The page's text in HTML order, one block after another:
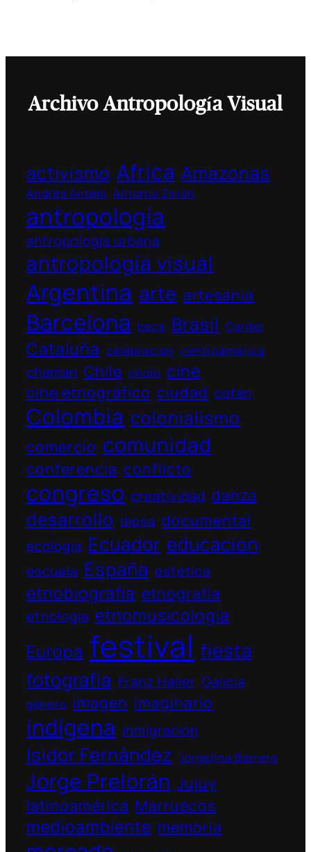
Archivo Antropología Visual
activismo Africa Amazonas
Andrés Antebi Antonio Zirión
antropología
antropología urbana
antropología visual
Argentina arte artesania
Barcelona beca Brasil Caribe
Cataluña celebracion centroamérica
chaman Chile cholo cine
cine etnográfico ciudad cofán
Colombia colonialismo
comercio comunidad
conferencia conflicto
congreso creatividad danza
desarrollo diosa documental
ecologia Ecuador educacion
escuela España estética
etnobiografía etnografía
etnología etnomusicologia
Europa festival fiesta
fotografía Franz Haller Galicia
género imagen imaginario
indígena inmigración
Isidor Fernàndez Jorgelina Barrera
Jorge Prelorán Jujuy
latinoamérica Marruecos
medioambiente memoria